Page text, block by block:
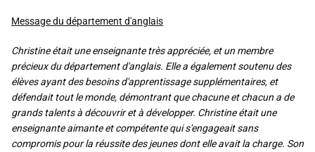
Message du département d'anglais
Christine était une enseignante très appréciée, et un membre
précieux du département d'anglais. Elle a également soutenu des
élèves ayant des besoins d'apprentissage supplémentaires, et
défendait tout le monde, démontrant que chacune et chacun a de
grands talents à découvrir et à développer. Christine était une
enseignante aimante et compétente qui s'engageait sans
compromis pour la réussite des jeunes dont elle avait la charge. Son